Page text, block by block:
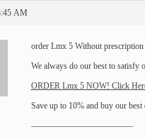
AM
order Lmx 5 Without
We always do our best to satisfy
ORDER Lmx 5 NOW! Click
Save up to 10% and buy our
————————————